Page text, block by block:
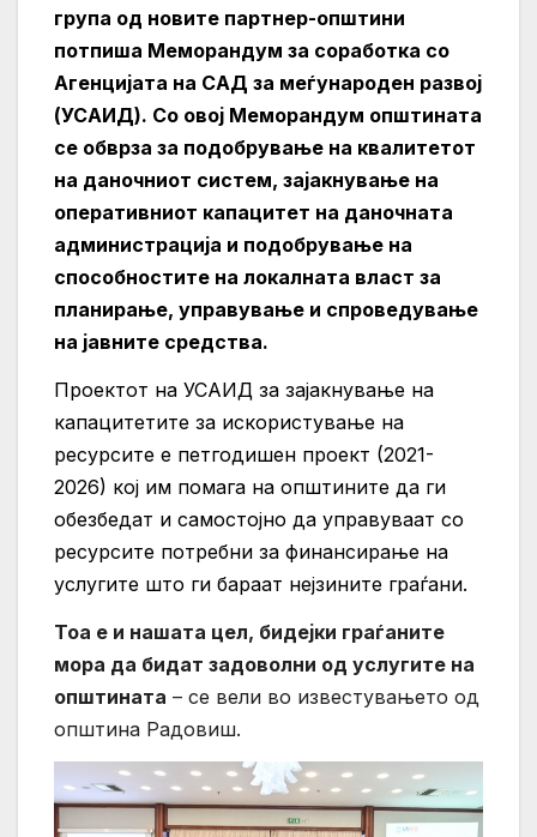
група од новите партнер-општини
потпиша Меморандум за соработка со
Агенцијата на САД за меѓународен развој
(УСАИД). Со овој Меморандум општината
се обврза за подобрување на квалитетот
на даночниот систем, зајакнување на
оперативниот капацитет на даночната
администрација и подобрување на
способностите на локалната власт за
планирање, управување и спроведување
на јавните средства.
Проектот на УСАИД за зајакнување на
капацитетите за искористување на
ресурсите е петгодишен проект (2021-
2026) кој им помага на општините да ги
обезбедат и самостојно да управуваат со
ресурсите потребни за финансирање на
услугите што ги бараат нејзините граѓани.
Тоа е и нашата цел, бидејки граѓаните
мора да бидат задоволни од услугите на
општината – се вели во известувањето од
општина Радовиш.